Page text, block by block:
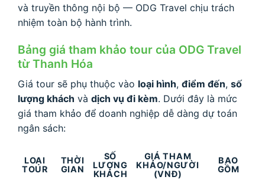
và truyền thông nội bộ — ODG Travel chịu trách
nhiệm toàn bộ hành trình.
Bảng giá tham khảo tour của ODG Travel
từ Thanh Hóa
Giá tour sẽ phụ thuộc vào loại hình, điểm đến, số
lượng khách và dịch vụ đi kèm. Dưới đây là mức
giá tham khảo để doanh nghiệp dễ dàng dự toán
ngân sách:
LOẠI
TOUR
THỜI
GIAN
SỐ
LƯỢNG
KHÁCH
GIÁ THAM
KHẢO/NGƯỜI
(VNĐ)
BAO
GỒM